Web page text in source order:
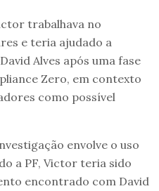
trabalhava no
e teria ajudado a
Alves após uma fase
Zero, em contexto
como possível
envolve o uso
a PF, Victor teria sido
encontrado com David